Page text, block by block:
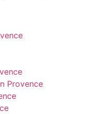
Provence